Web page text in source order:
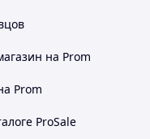
на Prom
Prom
ProSale